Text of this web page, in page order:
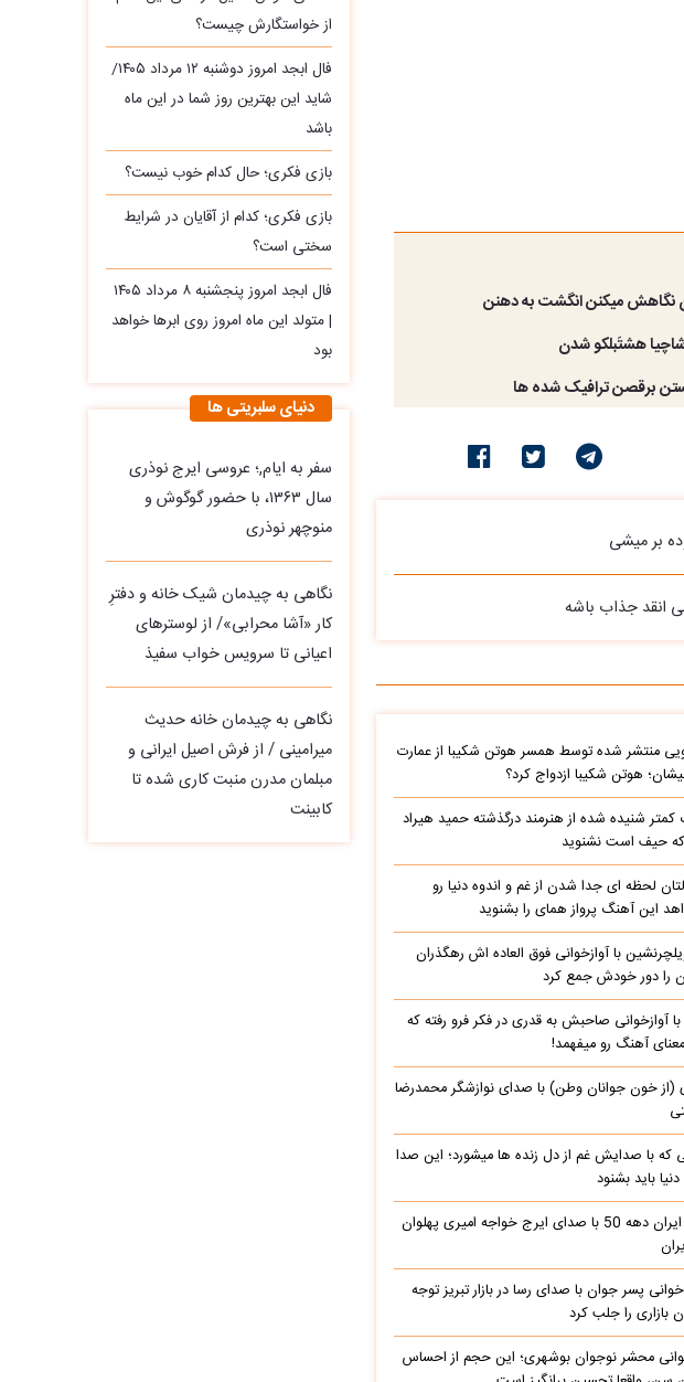
نگاهش میکنن انگشت به دهنن
هشتَبلکو شدن
بستن برقصن ترافیک شده ها
بر میشی
انقد جذاب باشه
منتشر شده توسط همسر هوتن شکیبا از عمارت
هوتن شکیبا ازدواج کرد؟
شنیده شده از هنرمند درگذشته حمید هیراد
که حیف است نشنوید
لحظه ای جدا شدن از غم و اندوه دنیا رو
این آهنگ پرواز همای را بشنوید
با آوازخوانی فوق العاده اش رهگذران
را دور خودش جمع کرد
آوازخوانی صاحبش به قدری در فکر فرو رفته که
معنای آهنگ رو میفهمد!
(از خون جوانان وطن) با صدای نوازشگر محمدرضا
که با صدایش غم از دل زنده ها میشورد؛ این صدا
باید بشنود
رادیو ایران دهه 50 با صدای ایرج خواجه امیری پهلوان
خوانی پسر جوان با صدای رسا در بازار تبریز توجه
بازاری را جلب کرد
محشر نوجوان بوشهری؛ این حجم از احساس
از خواستگارش چیست؟
فال ابجد امروز دوشنبه ۱۲ مرداد ۱۴۰۵/
شاید این بهترین روز شما در این ماه
باشد
بازی فکری؛ حال کدام خوب نیست؟
بازی فکری؛ کدام از آقایان در شرایط
سختی است؟
فال ابجد امروز پنجشنبه ۸ مرداد ۱۴۰۵
| متولد این ماه امروز روی ابرها خواهد
بود
دنیای سلبریتی ها
سفر به ایام,؛ عروسی ایرج نوذری
سال ۱۳۶۳، با حضور گوگوش و
منوچهر نوذری
نگاهی به چیدمان شیک خانه و دفترِ
کار «آشا محرابی»/ از لوسترهای
اعیانی تا سرویس خواب سفیذ
نگاهی به چیدمان خانه حدیث
میرامینی / از فرش اصیل ایرانی و
مبلمان مدرن منبت‌ کاری‌ شده تا
کابینت